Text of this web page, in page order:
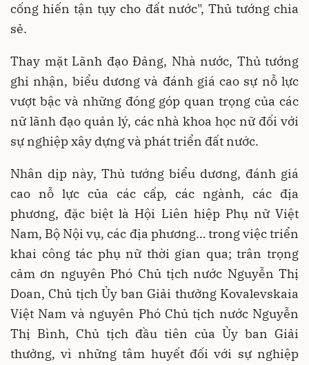
cống hiến tận tụy cho đất nước", Thủ tướng chia
sẻ.
Thay mặt Lãnh đạo Đảng, Nhà nước, Thủ tướng
ghi nhận, biểu dương và đánh giá cao sự nỗ lực
vượt bậc và những đóng góp quan trọng của các
nữ lãnh đạo quản lý, các nhà khoa học nữ đối với
sự nghiệp xây dựng và phát triển đất nước.
Nhân dịp này, Thủ tướng biểu dương, đánh giá
cao nỗ lực của các cấp, các ngành, các địa
phương, đặc biệt là Hội Liên hiệp Phụ nữ Việt
Nam, Bộ Nội vụ, các địa phương… trong việc triển
khai công tác phụ nữ thời gian qua; trân trọng
cảm ơn nguyên Phó Chủ tịch nước Nguyễn Thị
Doan, Chủ tịch Ủy ban Giải thưởng Kovalevskaia
Việt Nam và nguyên Phó Chủ tịch nước Nguyễn
Thị Bình, Chủ tịch đầu tiên của Ủy ban Giải
thưởng, vì những tâm huyết đối với sự nghiệp